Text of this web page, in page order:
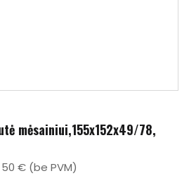
mėsainiui,155x152x49/78,
50 € (be PVM)